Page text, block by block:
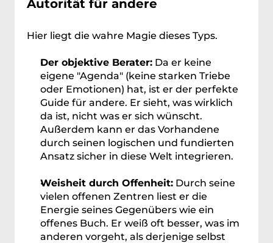
Autorität für andere
Hier liegt die wahre Magie dieses Typs.
Der objektive Berater: Da er keine
eigene "Agenda" (keine starken Triebe
oder Emotionen) hat, ist er der perfekte
Guide für andere. Er sieht, was wirklich
da ist, nicht was er sich wünscht.
Außerdem kann er das Vorhandene
durch seinen logischen und fundierten
Ansatz sicher in diese Welt integrieren.
Weisheit durch Offenheit: Durch seine
vielen offenen Zentren liest er die
Energie seines Gegenübers wie ein
offenes Buch. Er weiß oft besser, was im
anderen vorgeht, als derjenige selbst